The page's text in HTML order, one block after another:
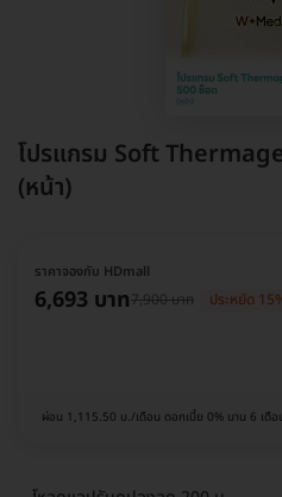
โปรแกรม Soft
(หน้า)
ราคาจองกับ HDmall
6,693 บาท7,900 บาท ประหยัด
ผ่อน 1,115.50 บ./เดือน ดอกเบี้ย 0% นาน 6 เดือ